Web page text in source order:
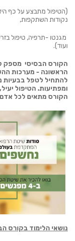
(הטיפול מתבצע על כף
נקודות השתקפות,
מגנטו -תרפיה, טיפול
ועוד).
הקורס הבסיסי מספק
הראשונה - מערכות
להתחיל לטפל בבעיות
ומפתיעות. הטיפול
הקורס מתאים לכל אדם
נושאי הלימוד בקורס